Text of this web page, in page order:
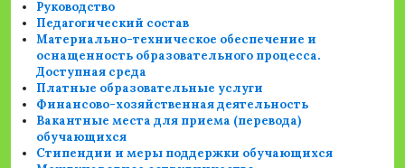
Руководство
Педагогический состав
Материально-техническое обеспечение и
оснащенность образовательного процесса.
Доступная среда
Платные образовательные услуги
Финансово-хозяйственная деятельность
Вакантные места для приема (перевода)
обучающихся
Стипендии и меры поддержки обучающихся